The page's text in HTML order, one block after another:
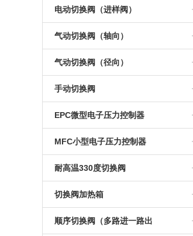
小稳压阀（不锈钢低压）
小稳压阀（低压）
稳压阀（快拧接口）
小稳压阀
不锈钢稳压阀
高压输入稳压阀
1D型低压稳压阀
小型稳压阀
不锈钢小稳压阀
稳流阀（带刻度盘）
稳流阀
不锈钢稳流阀
耐腐蚀稳流阀
170C°气相色谱稳流阀
10升大流量稳流阀
气体稳流阀
色谱大流量稳流阀
大流量稳流阀
电动切换阀（进样阀）
电动加长三通切换阀
电动六通阀头
电动十二通阀
电动十四通阀
电动两位切换 阀
电动三通切换阀
电动四通切换阀
电动加长四通切换阀
气动切换阀（轴向）
气动十通切换阀 斜出气口
气动十二通切换阀
气动六通切换阀
气动六通切换阀 斜出气口
气动加长惰性六通切换阀
气动十通切换阀
气动加长十通切换阀
气动切换阀（径向）
气动四通切换阀
气动六通切换 阀
气动加长六通阀
气动惰性六通切换 阀
气动八通切换阀
气动十通切换 阀
手动切换阀
手动十四通阀
手动十六通阀
手动切换阀加热装置
手动四通切换阀
手动六通切换阀
EPC微型电子压力控制器
EPC控制器
MFC小型电子压力控制器
MFC
耐高温330度切换阀
电动切换阀系列
气动切换阀系列
切换阀加热箱
手动切换阀加热箱
顺序切换阀（多路进一路出